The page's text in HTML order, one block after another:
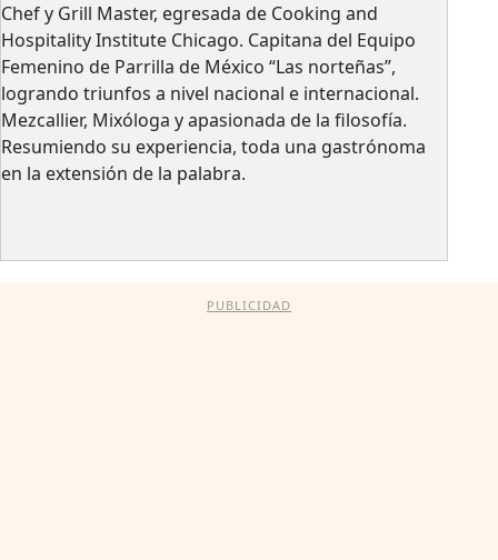
Chef y Grill Master, egresada de Cooking and
Hospitality Institute Chicago. Capitana del Equipo
Femenino de Parrilla de México “Las norteñas”,
logrando triunfos a nivel nacional e internacional.
Mezcallier, Mixóloga y apasionada de la filosofía.
Resumiendo su experiencia, toda una gastrónoma
en la extensión de la palabra.
PUBLICIDAD